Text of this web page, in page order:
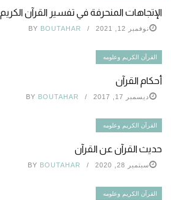
الإتجاهات المنحرفة في تفسير القرآن الكريم
نوفمبر 12, 2021 BY BOUTAHAR
القرآن الكريم وعلومه
أحكام القرآن
ديسمبر 17, 2017 BY BOUTAHAR
القرآن الكريم وعلومه
حديث القرآن عن القرآن
سبتمبر 28, 2020 BY BOUTAHAR
القرآن الكريم وعلومه